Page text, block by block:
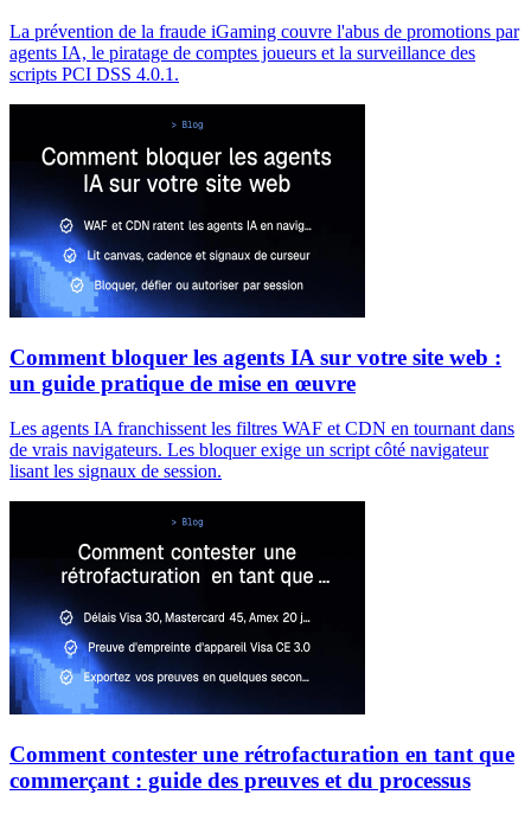
La prévention de la fraude iGaming couvre l'abus de promotions par
agents IA, le piratage de comptes joueurs et la surveillance des
scripts PCI DSS 4.0.1.
Comment bloquer les agents IA sur votre site web :
un guide pratique de mise en œuvre
Les agents IA franchissent les filtres WAF et CDN en tournant dans
de vrais navigateurs. Les bloquer exige un script côté navigateur
lisant les signaux de session.
Comment contester une rétrofacturation en tant que
commerçant : guide des preuves et du processus